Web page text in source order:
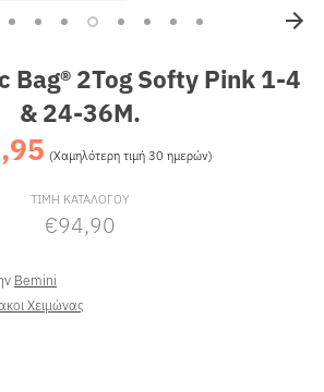
Bag® 2Tog Softy Pink 1-4
& 24-36M.
(Χαμηλότερη τιμή 30 ημερών)τιμή
ΤΙΜΗ ΚΑΤΑΛΟΓΟΥ
€94,90
Bemini
Χειμώνας